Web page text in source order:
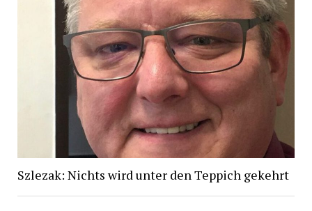
Szlezak: Nichts wird unter den Teppich gekehrt